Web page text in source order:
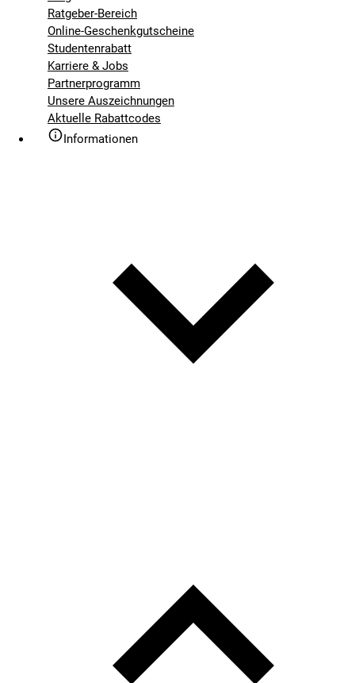
Ratgeber-Bereich
Online-Geschenkgutscheine
Studentenrabatt
Karriere & Jobs
Partnerprogramm
Unsere Auszeichnungen
Aktuelle Rabattcodes
Informationen